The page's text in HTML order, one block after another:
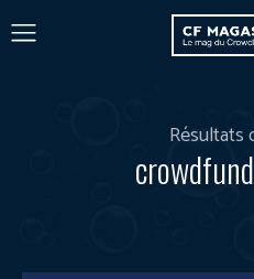
Résultats